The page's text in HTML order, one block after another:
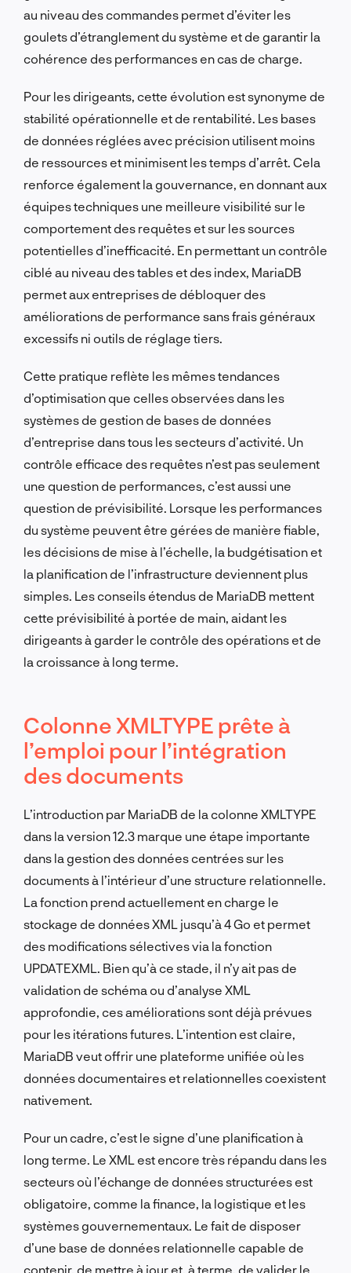
au niveau des commandes permet d’éviter les
goulets d’étranglement du système et de garantir la
cohérence des performances en cas de charge.
Pour les dirigeants, cette évolution est synonyme de
stabilité opérationnelle et de rentabilité. Les bases
de données réglées avec précision utilisent moins
de ressources et minimisent les temps d’arrêt. Cela
renforce également la gouvernance, en donnant aux
équipes techniques une meilleure visibilité sur le
comportement des requêtes et sur les sources
potentielles d’inefficacité. En permettant un contrôle
ciblé au niveau des tables et des index, MariaDB
permet aux entreprises de débloquer des
améliorations de performance sans frais généraux
excessifs ni outils de réglage tiers.
Cette pratique reflète les mêmes tendances
d’optimisation que celles observées dans les
systèmes de gestion de bases de données
d’entreprise dans tous les secteurs d’activité. Un
contrôle efficace des requêtes n’est pas seulement
une question de performances, c’est aussi une
question de prévisibilité. Lorsque les performances
du système peuvent être gérées de manière fiable,
les décisions de mise à l’échelle, la budgétisation et
la planification de l’infrastructure deviennent plus
simples. Les conseils étendus de MariaDB mettent
cette prévisibilité à portée de main, aidant les
dirigeants à garder le contrôle des opérations et de
la croissance à long terme.
Colonne XMLTYPE prête à
l’emploi pour l’intégration
des documents
L’introduction par MariaDB de la colonne XMLTYPE
dans la version 12.3 marque une étape importante
dans la gestion des données centrées sur les
documents à l’intérieur d’une structure relationnelle.
La fonction prend actuellement en charge le
stockage de données XML jusqu’à 4 Go et permet
des modifications sélectives via la fonction
UPDATEXML. Bien qu’à ce stade, il n’y ait pas de
validation de schéma ou d’analyse XML
approfondie, ces améliorations sont déjà prévues
pour les itérations futures. L’intention est claire,
MariaDB veut offrir une plateforme unifiée où les
données documentaires et relationnelles coexistent
nativement.
Pour un cadre, c’est le signe d’une planification à
long terme. Le XML est encore très répandu dans les
secteurs où l’échange de données structurées est
obligatoire, comme la finance, la logistique et les
systèmes gouvernementaux. Le fait de disposer
d’une base de données relationnelle capable de
contenir, de mettre à jour et, à terme, de valider le